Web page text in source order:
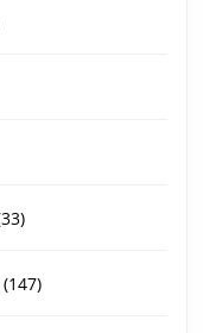
3333
147147